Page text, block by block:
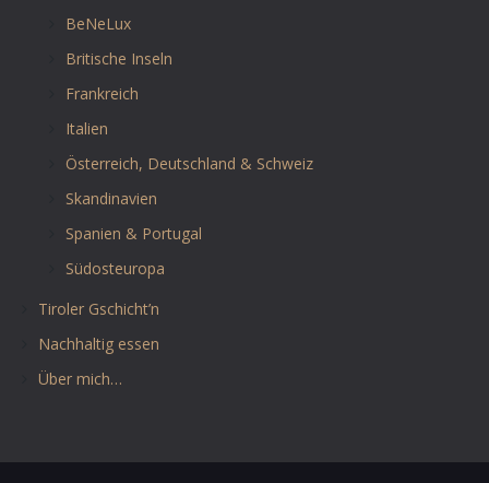
BeNeLux
Britische Inseln
Frankreich
Italien
Österreich, Deutschland & Schweiz
Skandinavien
Spanien & Portugal
Südosteuropa
Tiroler Gschicht’n
Nachhaltig essen
Über mich…